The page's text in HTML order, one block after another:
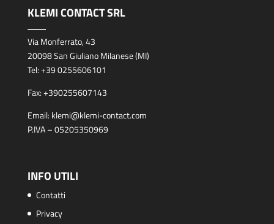
KLEMI CONTACT SRL
Via Monferrato, 43
20098 San Giuliano Milanese (MI)
Tel:+39 0255606101
Fax:+390255607143
Email: klemi@klemi-contact.com
P.IVA – 05205350969
INFO UTILI
Contatti
Privacy